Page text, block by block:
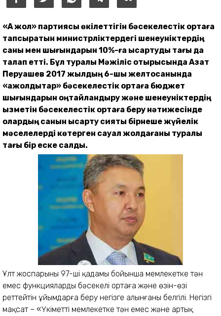
«Ақ жол» партиясы өкілеттігін бәсекелестік ортаға
тапсыратын министрліктердегі шенеуніктердің
саны мен шығындарын 10%-ға қысқартуды тағы да
талап етті. Бұл туралы Мәжіліс отырысында Азат
Перуашев 2017 жылдың 6-шы желтоқсанында
«ақжолдықтар» бәсекелестік ортаға бюджет
шығындарын оңтайландыру және шенеуніктердің
қызметін бәсекелестік ортаға беру нәтижесінде
олардың санын қысқарту сияқты бірнеше жүйелік
мәселелерді көтерген сауал жолдағаны туралы
тағы бір еске салды.
Ұлт жоспарының 97-ші қадамы бойынша мемлекетке тән
емес функцияларды бәсекелі ортаға және өзін-өзі
реттейтін ұйымдарға беру негізге алынғаны белгілі. Негізгі
мақсат – «Үкіметті мемлекетке тән емес және артық